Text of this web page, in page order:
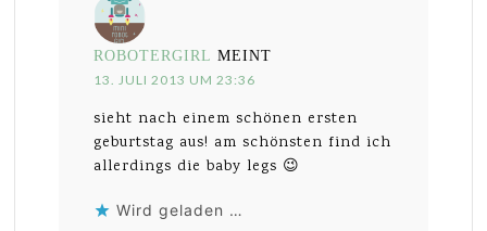
ROBOTERGIRL MEINT
13. JULI 2013 UM 23:36
sieht nach einem schönen ersten
geburtstag aus! am schönsten find ich
allerdings die baby legs 😉
Wird geladen …